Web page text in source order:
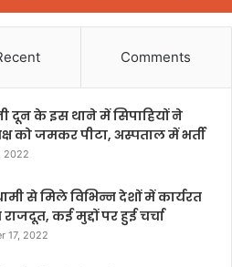
Comments
दून के इस थाने में सिपाहियों ने
को जमकर पीटा, अस्पताल में भर्ती
2022
से मिले विभिन्न देशों में कार्यरत
कई मुद्दों पर हुई चर्चा
17, 2022